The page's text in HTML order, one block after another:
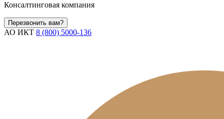
Консалтинговая компания
Перезвонить вам?
АО ИКТ 8 (800) 5000-136